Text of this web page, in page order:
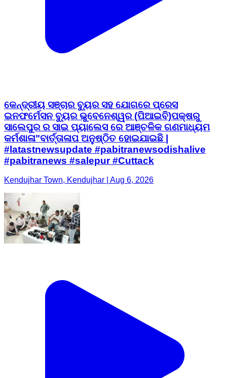
କେନ୍ଦ୍ରୀୟ ସଞ୍ଚାର ବ୍ୟୁର ସହ ଯୋଗରେ ପ୍ରେସ
ଇନଫର୍ମେସନ ବ୍ୟୁର ଭୁବେନେଶ୍ୱର (ପିଆଇବି)ପକ୍ଷରୁ
ସାଲେପୁର ର ସାଇ ପ୍ୟାଲେସ ରେ ଆଞ୍ଚଳିକ ଗଣମାଧ୍ୟମ
କର୍ମଶାଳା"ବାର୍ତ୍ତାଳାପ ଅନୁଷ୍ଠିତ ହୋଇଯାଇଛି |
#latastnewsupdate #pabitranewsodishalive
#pabitranews #salepur #Cuttack
Kendujhar Town, Kendujhar | Aug 6, 2026